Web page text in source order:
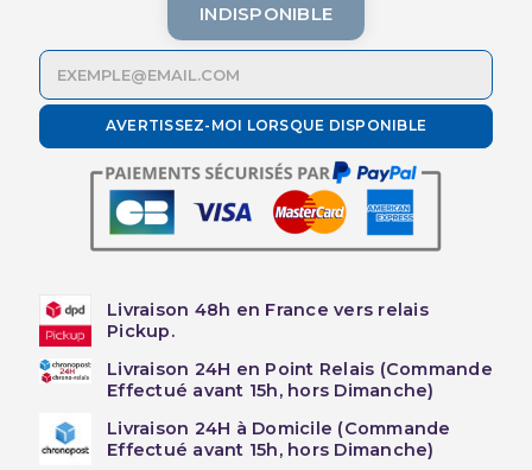
INDISPONIBLE
AVERTISSEZ-MOI LORSQUE DISPONIBLE
Livraison 48h en France vers relais
Pickup.
Livraison 24H en Point Relais (Commande
Effectué avant 15h, hors Dimanche)
Livraison 24H à Domicile (Commande
Effectué avant 15h, hors Dimanche)